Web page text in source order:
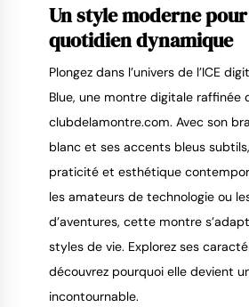
Un style moderne
quotidien dynamique
Plongez dans l’univers de l’ICE
Blue, une montre digitale raffinée
clubdelamontre.com. Avec son
blanc et ses accents bleus
praticité et esthétique
les amateurs de technologie ou
d’aventures, cette montre
styles de vie. Explorez ses
découvrez pourquoi elle devient
incontournable.